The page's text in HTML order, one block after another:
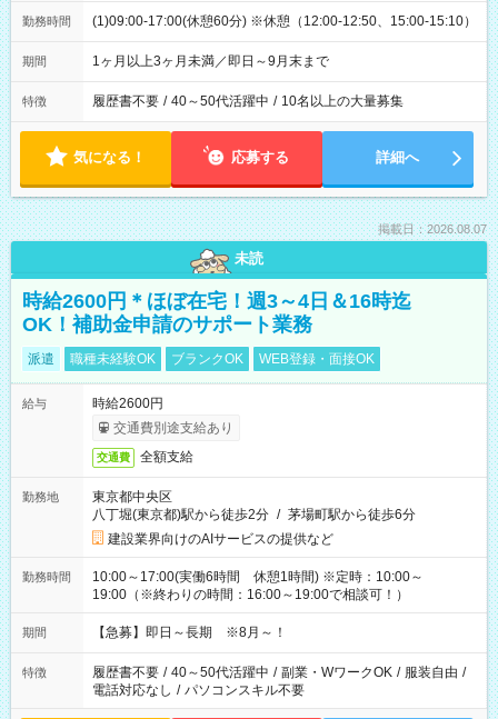
勤務時間 (1)09:00-17:00(休憩60分) ※休憩（12:00-12:50、15:00-15:10）
期間 1ヶ月以上3ヶ月未満／即日～9月末まで
特徴 履歴書不要 / 40～50代活躍中 / 10名以上の大量募集
気になる！ 応募する 詳細へ
掲載日：2026.08.07
未読
時給2600円＊ほぼ在宅！週3～4日＆16時迄
OK！補助金申請のサポート業務
派遣 職種未経験OK ブランクOK WEB登録・面接OK
給与
時給2600円
交通費別途支給あり
交通費 全額支給
勤務地
東京都中央区
八丁堀(東京都)駅から徒歩2分 / 茅場町駅から徒歩6分
建設業界向けのAIサービスの提供など
勤務時間
10:00～17:00(実働6時間 休憩1時間) ※定時：10:00～
19:00（※終わりの時間：16:00～19:00で相談可！）
期間 【急募】即日～長期 ※8月～！
特徴 履歴書不要 / 40～50代活躍中 / 副業・WワークOK / 服装自由 /
電話対応なし / パソコンスキル不要